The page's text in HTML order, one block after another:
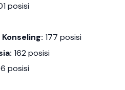
posisi
177 posisi
162 posisi
posisi